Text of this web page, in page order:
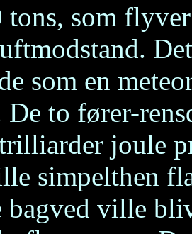
som
som en
to fører-
joule
simpelthen
bagved ville